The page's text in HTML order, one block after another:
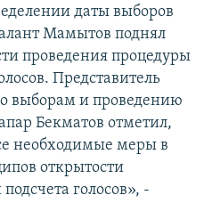
даты выборов
Мамытов поднял
проведения процедуры
Представитель
выборам и проведению
Бекматов отметил,
необходимые меры в
открытости
голосов», -